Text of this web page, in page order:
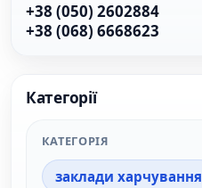
+38 (050) 2602884
+38 (068) 6668623
Категорії
КАТЕГОРІЯ
заклади харчування